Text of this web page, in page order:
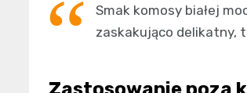
Smak komosy białej
zaskakująco delikatny,